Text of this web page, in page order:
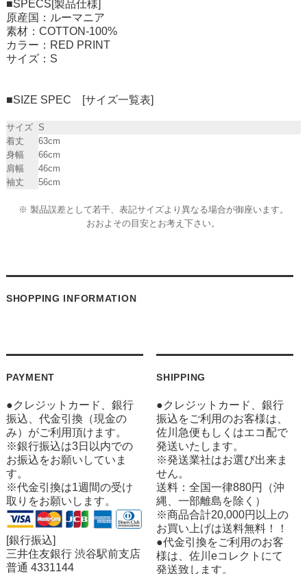
■SPECS[製品仕様]
原産国：ルーマニア
素材：COTTON-100%
カラー：RED PRINT
サイズ：S
■SIZE SPEC [サイズ一覧表]
サイズ
S
着丈
63cm
身幅
66cm
肩幅
46cm
袖丈
56cm
※ 製品誤差として若干、表記サイズより異なる場合が御座います。
おおよその目安とお考え下さい。
SHOPPING INFORMATION
PAYMENT
●クレジットカード、銀行
振込、代金引換（現金の
み）がご利用頂けます。
※銀行振込は3日以内での
お振込をお願いしていま
す。
※代金引換は1週間の受け
取りをお願いします。
[銀行振込]
三井住友銀行 渋谷駅前支店
普通 4331144
SHIPPING
●クレジットカード、銀行
振込をご利用のお客様は、
佐川急便もしくはエコ配で
発送いたします。
※発送業社はお選び出来ま
せん。
送料：全国一律880円（沖
縄、一部離島を除く）
※商品合計20,000円以上の
お買い上げは送料無料！！
●代金引換をご利用のお客
様は、佐川eコレクトにて
発送致します。